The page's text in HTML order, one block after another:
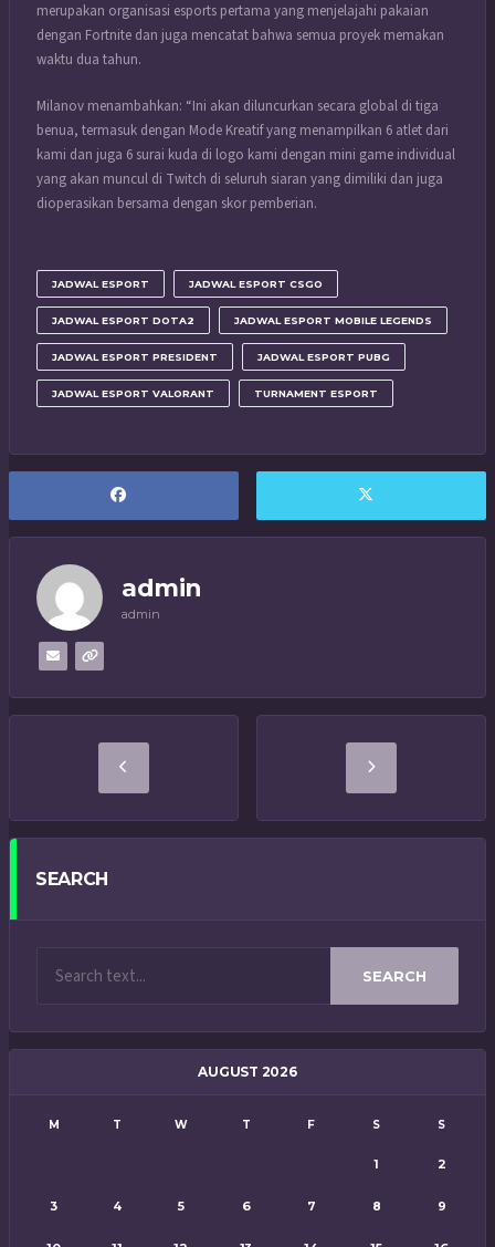
merupakan organisasi esports pertama yang menjelajahi pakaian
dengan Fortnite dan juga mencatat bahwa semua proyek memakan
waktu dua tahun.
Milanov menambahkan: “Ini akan diluncurkan secara global di tiga
benua, termasuk dengan Mode Kreatif yang menampilkan 6 atlet dari
kami dan juga 6 surai kuda di logo kami dengan mini game individual
yang akan muncul di Twitch di seluruh siaran yang dimiliki dan juga
dioperasikan bersama dengan skor pemberian.
JADWAL ESPORT JADWAL ESPORT CSGO
JADWAL ESPORT DOTA2 JADWAL ESPORT MOBILE LEGENDS
JADWAL ESPORT PRESIDENT JADWAL ESPORT PUBG
JADWAL ESPORT VALORANT TURNAMENT ESPORT
admin
admin
SEARCH
SEARCH
AUGUST 2026
M T W T F S S
1 2
3 4 5 6 7 8 9